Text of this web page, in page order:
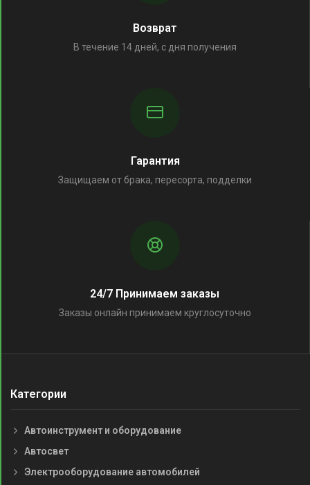
Возврат
В течение 14 дней, с дня получения
Гарантия
Защищаем от брака, пересорта, подделки
24/7 Принимаем заказы
Заказы онлайн принимаем круглосуточно
Категории
Автоинструмент и оборудование
Автосвет
Электрооборудование автомобилей